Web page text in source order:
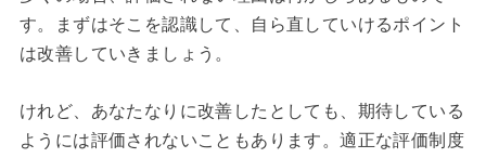
す。まずはそこを認識して、自ら直していけるポイント
は改善していきましょう。
けれど、あなたなりに改善したとしても、期待している
ようには評価されないこともあります。適正な評価制度